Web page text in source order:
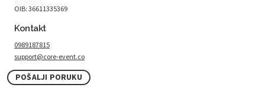
OIB: 36611335369
Kontakt
0989187815
support@core-event.co
POŠALJI PORUKU